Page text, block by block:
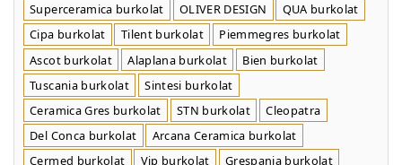
Superceramica burkolat
OLIVER DESIGN
QUA burkolat
Cipa burkolat
Tilent burkolat
Piemmegres burkolat
Ascot burkolat
Alaplana burkolat
Bien burkolat
Tuscania burkolat
Sintesi burkolat
Ceramica Gres burkolat
STN burkolat
Cleopatra
Del Conca burkolat
Arcana Ceramica burkolat
Cermed burkolat
Vip burkolat
Grespania burkolat